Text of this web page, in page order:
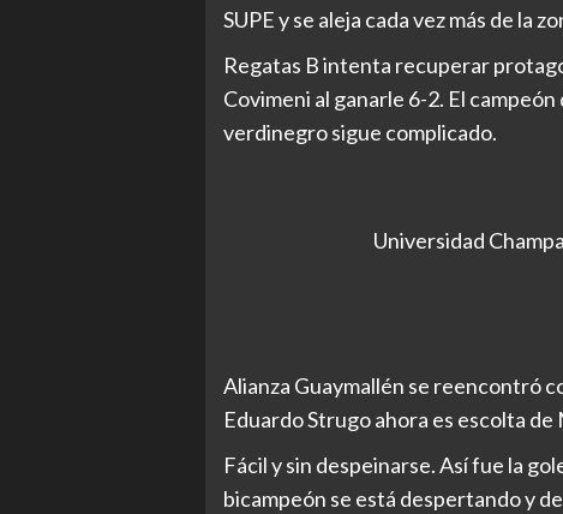
SUPE y se aleja cada vez más de la
Regatas B intenta recuperar
Covimeni al ganarle 6-2. El
verdinegro sigue complicado.
Universidad
Alianza Guaymallén se reencontró
Eduardo Strugo ahora es escolta
Fácil y sin despeinarse. Así fue la
bicampeón se está despertando y